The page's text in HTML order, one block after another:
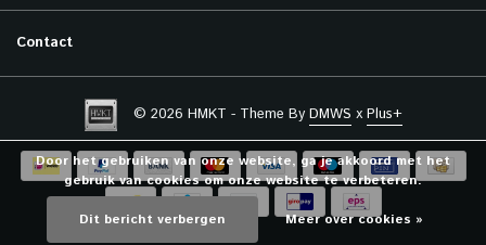
Contact
© 2026 HMKT - Theme By DMWS x Plus+
Door het gebruiken van onze website, ga je akkoord met het
gebruik van cookies om onze website te verbeteren.
Dit bericht verbergen Meer over cookies »